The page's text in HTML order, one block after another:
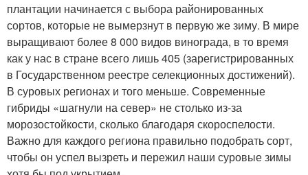
плантации начинается с выбора районированных
сортов, которые не вымерзнут в первую же зиму. В мире
выращивают более 8 000 видов винограда, в то время
как у нас в стране всего лишь 405 (зарегистрированных
в Государственном реестре селекционных достижений).
В суровых регионах и того меньше. Современные
гибриды «шагнули на север» не столько из-за
морозостойкости, сколько благодаря скороспелости.
Важно для каждого региона правильно подобрать сорт,
чтобы он успел вызреть и пережил наши суровые зимы